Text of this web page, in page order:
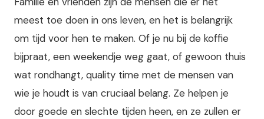
meest toe doen in ons leven, en het is belangrijk
om tijd voor hen te maken. Of je nu bij de koffie
bijpraat, een weekendje weg gaat, of gewoon thuis
wat rondhangt, quality time met de mensen van
wie je houdt is van cruciaal belang. Ze helpen je
door goede en slechte tijden heen, en ze zullen er